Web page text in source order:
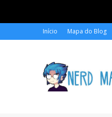
Início Mapa do Blog